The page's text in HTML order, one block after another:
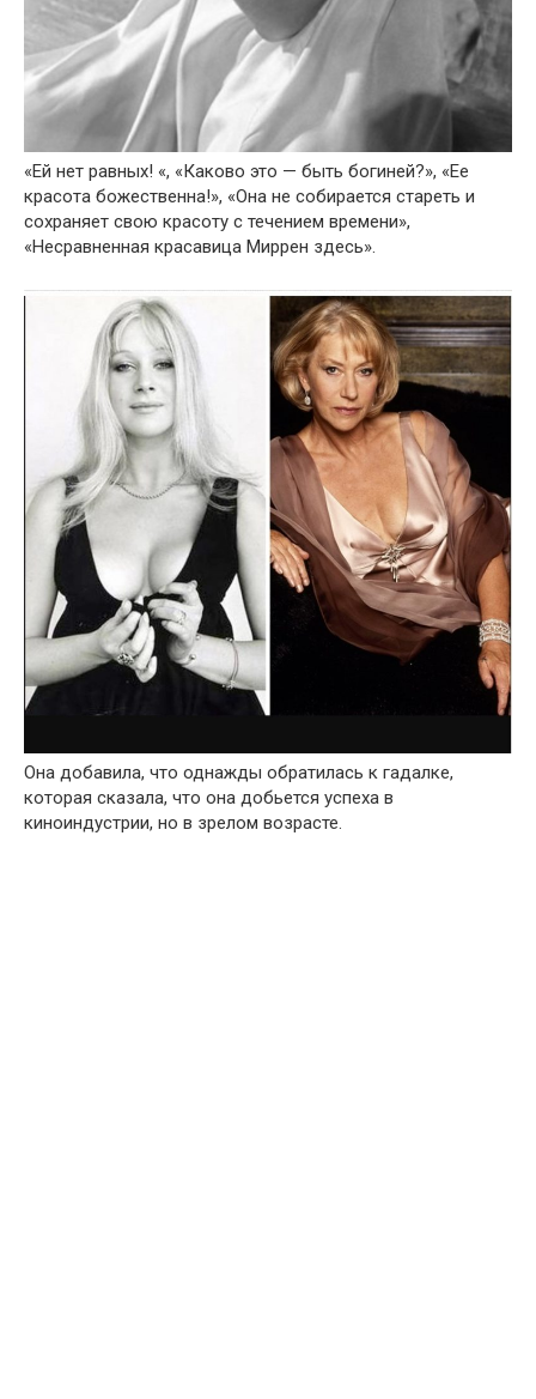
«Ей нет равных! «, «Каково это — быть богиней?», «Ее
красота божественна!», «Она не собирается стареть и
сохраняет свою красоту с течением времени»,
«Несравненная красавица Миррен здесь».
Она добавила, что однажды обратилась к гадалке,
которая сказала, что она добьется успеха в
киноиндустрии, но в зрелом возрасте.